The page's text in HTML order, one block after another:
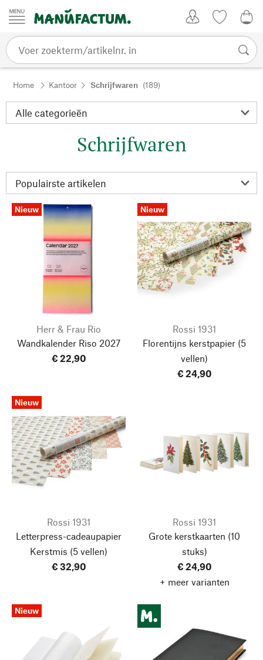
Passer au contenu
Home Kantoor Schrijfwaren (189)
Schrijfwaren
Nieuw
Herr & Frau Rio
Wandkalender Riso 2027
€ 22,90
Nieuw
Rossi 1931
Florentijns kerstpapier (5
vellen)
€ 24,90
Nieuw
Rossi 1931
Letterpress-cadeaupapier
Kerstmis (5 vellen)
€ 32,90
Rossi 1931
Grote kerstkaarten (10
stuks)
€ 24,90
+ meer varianten
Nieuw